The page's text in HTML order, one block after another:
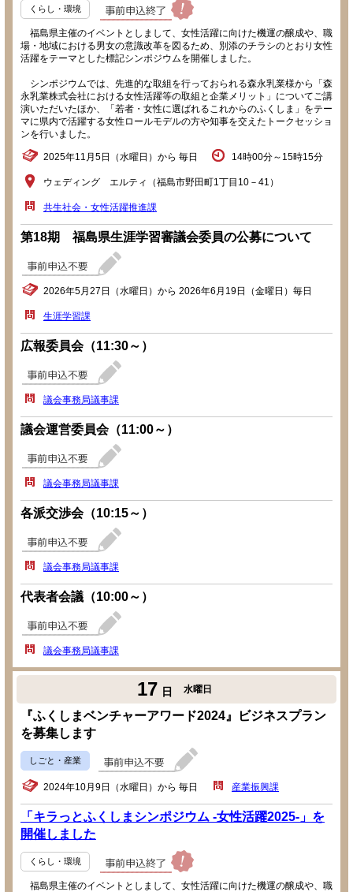
くらし・環境
福島県主催のイベントとしまして、女性活躍に向けた機運の醸成や、職
場・地域における男女の意識改革を図るため、別添のチラシのとおり女性
活躍をテーマとした標記シンポジウムを開催しました。
シンポジウムでは、先進的な取組を行っておられる森永乳業様から「森
永乳業株式会社における女性活躍等の取組と企業メリット」についてご講
演いただいたほか、「若者・女性に選ばれるこれからのふくしま」をテー
マに県内で活躍する女性ロールモデルの方や知事を交えたトークセッショ
ンを行いました。
2025年11月5日（水曜日）から 毎日 14時00分～15時15分
ウェディング エルティ（福島市野田町1丁目10－41）
共生社会・女性活躍推進課
第18期 福島県生涯学習審議会委員の公募について
2026年5月27日（水曜日）から 2026年6月19日（金曜日）毎日
生涯学習課
広報委員会（11:30～）
議会事務局議事課
議会運営委員会（11:00～）
議会事務局議事課
各派交渉会（10:15～）
議会事務局議事課
代表者会議（10:00～）
議会事務局議事課
17 日 水曜日
『ふくしまベンチャーアワード2024』ビジネスプラン
を募集します
しごと・産業
2024年10月9日（水曜日）から 毎日 産業振興課
「キラっとふくしまシンポジウム -女性活躍2025-」を
開催しました
くらし・環境
福島県主催のイベントとしまして、女性活躍に向けた機運の醸成や、職